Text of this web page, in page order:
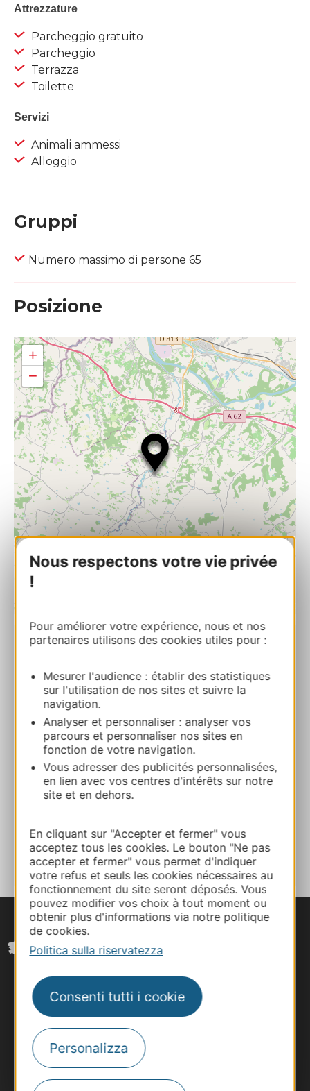
Nous respectons votre vie privée
!
Pour améliorer votre expérience, nous et nos
partenaires utilisons des cookies utiles pour :
Mesurer l'audience : établir des statistiques
sur l'utilisation de nos sites et suivre la
navigation.
Analyser et personnaliser : analyser vos
parcours et personnaliser nos sites en
fonction de votre navigation.
Vous adresser des publicités personnalisées,
en lien avec vos centres d'intérêts sur notre
site et en dehors.
En cliquant sur "Accepter et fermer" vous
acceptez tous les cookies. Le bouton "Ne pas
accepter et fermer" vous permet d'indiquer
votre refus et seuls les cookies nécessaires au
fonctionnement du site seront déposés. Vous
pouvez modifier vos choix à tout moment ou
obtenir plus d'informations via notre politique
de cookies.
Politica sulla riservatezza
Consenti tutti i cookie
Personalizza
Attrezzature
Parcheggio gratuito
Parcheggio
Terrazza
Toilette
Servizi
Animali ammessi
Alloggio
Gruppi
Numero massimo di persone 65
Posizione
+
−
LE BOURG 82120 MANSONVILLE
Calcola il tuo percorso
05 63 04 79 16
E-mail
AGGIUNGI
AL TACCUINO